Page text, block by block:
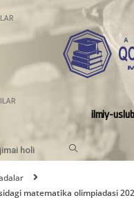
ilmiy-
holi
matematika olimpiadasi